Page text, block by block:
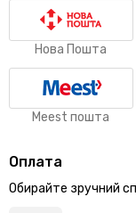
Нова Пошта
Meest пошта
Оплата
Обирайте зручний